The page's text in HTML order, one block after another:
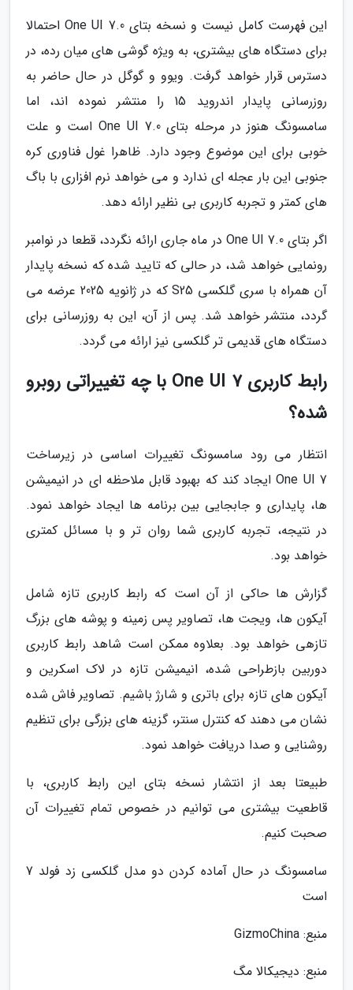
این فهرست کامل نیست و نسخه بتای One UI 7.0 احتمالا
برای دستگاه های بیشتری، به ویژه گوشی های میان رده، در
دسترس قرار خواهد گرفت. ویوو و گوگل در حال حاضر به
روزرسانی پایدار اندروید 15 را منتشر نموده اند، اما
سامسونگ هنوز در مرحله بتای One UI 7.0 است و علت
خوبی برای این موضوع وجود دارد. ظاهرا غول فناوری کره
جنوبی این بار عجله ای ندارد و می خواهد نرم افزاری با باگ
های کمتر و تجربه کاربری بی نظیر ارائه دهد.
اگر بتای One UI 7.0 در ماه جاری ارائه نگردد، قطعا در نوامبر
رونمایی خواهد شد، در حالی که تایید شده که نسخه پایدار
آن همراه با سری گلکسی S25 که در ژانویه 2025 عرضه می
گردد، منتشر خواهد شد. پس از آن، این به روزرسانی برای
دستگاه های قدیمی تر گلکسی نیز ارائه می گردد.
رابط کاربری One UI 7 با چه تغییراتی روبرو
شده؟
انتظار می رود سامسونگ تغییرات اساسی در زیرساخت
One UI 7 ایجاد کند که بهبود قابل ملاحظه ای در انیمیشن
ها، پایداری و جابجایی بین برنامه ها ایجاد خواهد نمود.
در نتیجه، تجربه کاربری شما روان تر و با مسائل کمتری
خواهد بود.
گزارش ها حاکی از آن است که رابط کاربری تازه شامل
آیکون ها، ویجت ها، تصاویر پس زمینه و پوشه های بزرگ
تازهی خواهد بود. بعلاوه ممکن است شاهد رابط کاربری
دوربین بازطراحی شده، انیمیشن تازه در لاک اسکرین و
آیکون های تازه برای باتری و شارژ باشیم. تصاویر فاش شده
نشان می دهند که کنترل سنتر، گزینه های بزرگی برای تنظیم
روشنایی و صدا دریافت خواهد نمود.
طبیعتا بعد از انتشار نسخه بتای این رابط کاربری، با
قاطعیت بیشتری می توانیم در خصوص تمام تغییرات آن
صحبت کنیم.
سامسونگ در حال آماده کردن دو مدل گلکسی زد فولد 7
است
منبع: GizmoChina
منبع: دیجیکالا مگ